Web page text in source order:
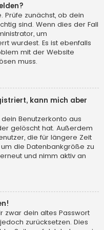
Prüfe zunächst, ob dein
sind. Wenn dies der Fall
um
wurdest. Es ist ebenfalls
mit der Website
muss.
kann mich aber
Benutzerkonto aus
gelöscht hat. Außerdem
die für längere Zeit
die Datenbankgröße zu
und nimm aktiv an
zwar dein altes Passwort
zurücksetzen. Dies